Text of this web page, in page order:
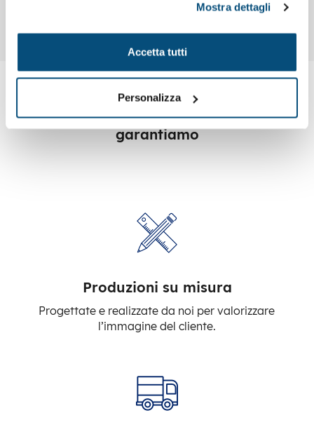
Mostra dettagli
Accetta tutti
Personalizza
colorati e foglietti adesivi
Da anni specializzati nel settore, ti
garantiamo
Produzioni su misura
Progettate e realizzate da noi per valorizzare
l’immagine del cliente.